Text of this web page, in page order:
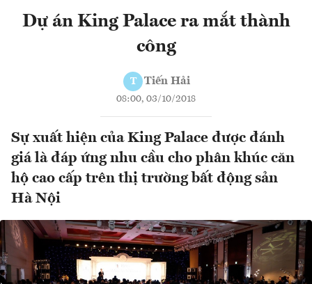
Dự án King Palace ra mắt thành
công
T Tiến Hải
08:00, 03/10/2018
Sự xuất hiện của King Palace được đánh
giá là đáp ứng nhu cầu cho phân khúc căn
hộ cao cấp trên thị trường bất động sản
Hà Nội